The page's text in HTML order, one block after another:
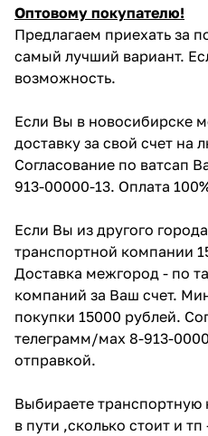
Оптовому покупателю!
Предлагаем приехать за
самый лучший вариант.
возможность.
Если Вы в новосибирске
доставку за свой счет на
Согласование по ватсап
913-00000-13. Оплата
Если Вы из другого
транспортной компании
Доставка межгород - по
компаний за Ваш счет.
покупки 15000 рублей.
телеграмм/мах 8-913-
отправкой.
Выбираете
в пути ,сколько стоит и